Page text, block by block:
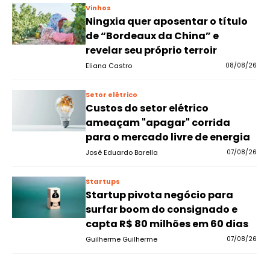
Vinhos
Ningxia quer aposentar o título
de “Bordeaux da China” e
revelar seu próprio terroir
Eliana Castro 08/08/26
Setor elétrico
Custos do setor elétrico
ameaçam "apagar" corrida
para o mercado livre de energia
José Eduardo Barella 07/08/26
Startups
Startup pivota negócio para
surfar boom do consignado e
capta R$ 80 milhões em 60 dias
Guilherme Guilherme 07/08/26